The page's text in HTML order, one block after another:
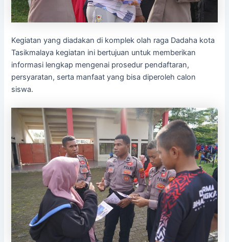
Kegiatan yang diadakan di komplek olah raga Dadaha kota
Tasikmalaya kegiatan ini bertujuan untuk memberikan
informasi lengkap mengenai prosedur pendaftaran,
persyaratan, serta manfaat yang bisa diperoleh calon
siswa.